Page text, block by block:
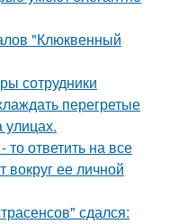
"Клюквенный
сотрудники
перегретые
ответить на все
вокруг ее личной
сдался: